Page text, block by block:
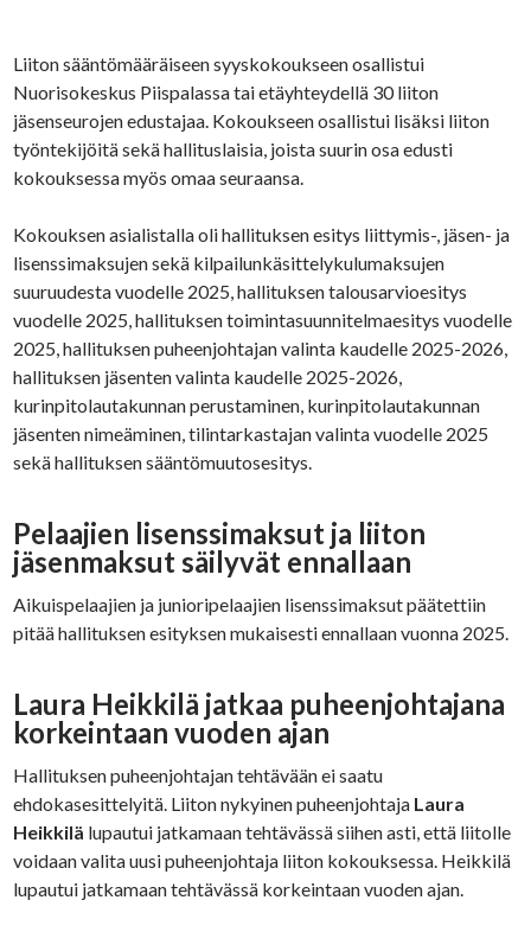
Liiton sääntömääräiseen syyskokoukseen osallistui
Nuorisokeskus Piispalassa tai etäyhteydellä 30 liiton
jäsenseurojen edustajaa. Kokoukseen osallistui lisäksi liiton
työntekijöitä sekä hallituslaisia, joista suurin osa edusti
kokouksessa myös omaa seuraansa.
Kokouksen asialistalla oli hallituksen esitys liittymis-, jäsen- ja
lisenssimaksujen sekä kilpailunkäsittelykulumaksujen
suuruudesta vuodelle 2025, hallituksen talousarvioesitys
vuodelle 2025, hallituksen toimintasuunnitelmaesitys vuodelle
2025, hallituksen puheenjohtajan valinta kaudelle 2025-2026,
hallituksen jäsenten valinta kaudelle 2025-2026,
kurinpitolautakunnan perustaminen, kurinpitolautakunnan
jäsenten nimeäminen, tilintarkastajan valinta vuodelle 2025
sekä hallituksen sääntömuutosesitys.
Pelaajien lisenssimaksut ja liiton
jäsenmaksut säilyvät ennallaan
Aikuispelaajien ja junioripelaajien lisenssimaksut päätettiin
pitää hallituksen esityksen mukaisesti ennallaan vuonna 2025.
Laura Heikkilä jatkaa puheenjohtajana
korkeintaan vuoden ajan
Hallituksen puheenjohtajan tehtävään ei saatu
ehdokasesittelyitä. Liiton nykyinen puheenjohtaja Laura
Heikkilä lupautui jatkamaan tehtävässä siihen asti, että liitolle
voidaan valita uusi puheenjohtaja liiton kokouksessa. Heikkilä
lupautui jatkamaan tehtävässä korkeintaan vuoden ajan.